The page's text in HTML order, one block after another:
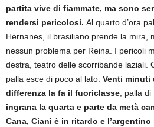
partita vive di fiammate, ma sono
rendersi pericolosi. Al quarto d’ora
Hernanes, il brasiliano prende la mira,
nessun problema per Reina. I pericoli
destra, teatro delle scorribande laziali.
palla esce di poco al lato. Venti minuti
differenza la fa il fuoriclasse; palla di
ingrana la quarta e parte da metà
Cana, Ciani è in ritardo e l’argentino